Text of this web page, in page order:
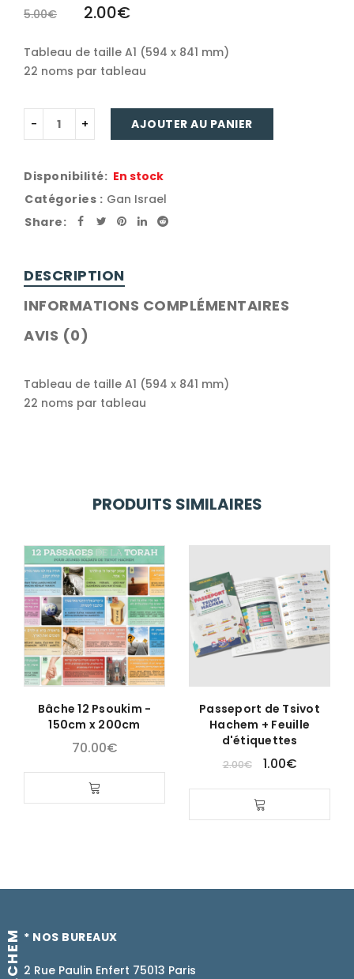
5.00€ 2.00€
Tableau de taille A1 (594 x 841 mm)
22 noms par tableau
AJOUTER AU PANIER
Disponibilité: En stock
Catégories : Gan Israel
Share:
DESCRIPTION
INFORMATIONS COMPLÉMENTAIRES
AVIS (0)
Tableau de taille A1 (594 x 841 mm)
22 noms par tableau
PRODUITS SIMILAIRES
Bâche 12 Psoukim -
150cm x 200cm
70.00€
Passeport de Tsivot
Hachem + Feuille
d'étiquettes
2.00€ 1.00€
* NOS BUREAUX
2 Rue Paulin Enfert 75013 Paris